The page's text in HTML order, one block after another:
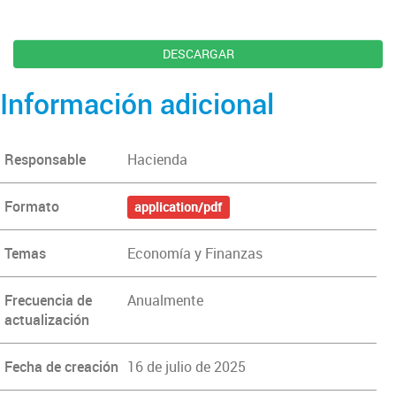
DESCARGAR
Información adicional
Responsable Hacienda
Formato application/pdf
Temas Economía y Finanzas
Frecuencia de
actualización
Anualmente
Fecha de creación 16 de julio de 2025